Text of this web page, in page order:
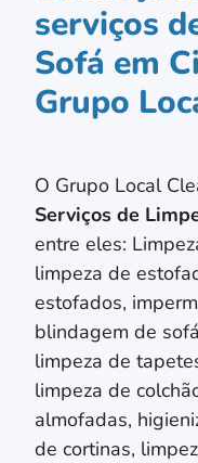
serviços
Sofá em
Grupo
O Grupo Local
Serviços de
entre eles:
limpeza de
estofados,
blindagem de
limpeza de
limpeza de
almofadas,
de cortinas,